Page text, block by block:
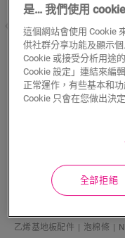
乙烯基地板配件 泡棉條
是… 我們使用 cookie
這個網站會使用 Cookie
供社群分享功能及顯示
Cookie 或接受分析用途
Cookie 設定」連結來編
正常運作，有些基本和
Cookie 只會在您做出決
全部拒絕